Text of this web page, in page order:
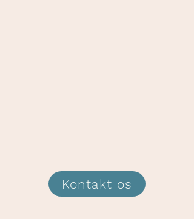
Kontakt os